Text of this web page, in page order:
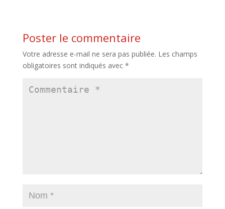
Poster le commentaire
Votre adresse e-mail ne sera pas publiée. Les champs
obligatoires sont indiqués avec *